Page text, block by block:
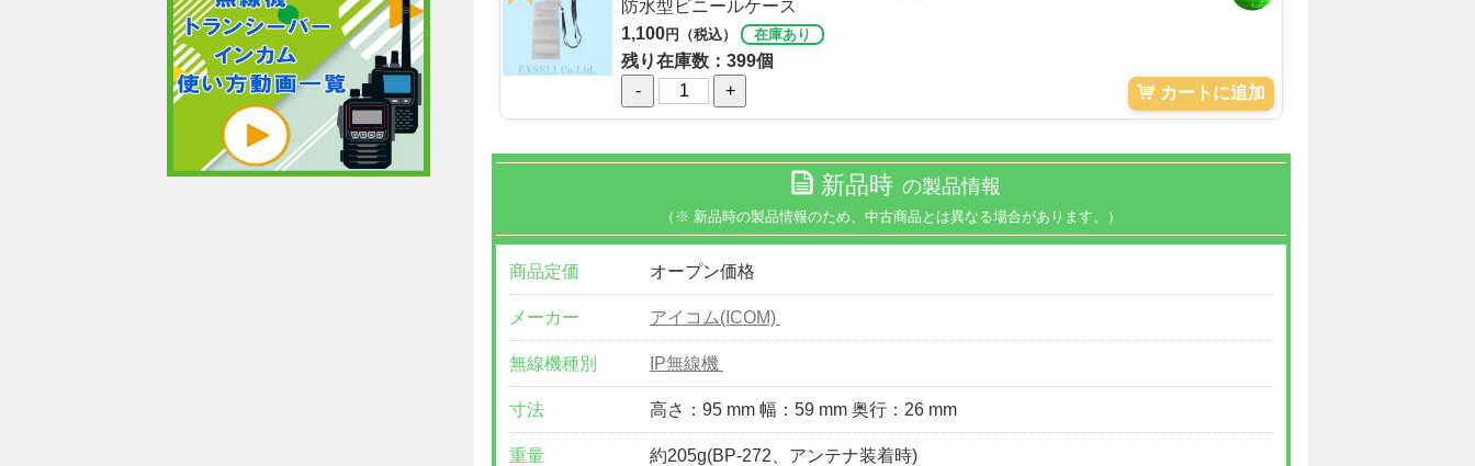
防水型ビニールケース
1,100円（税込） 在庫あり
残り在庫数：399個
-
+ カートに追加
新品時 の製品情報
（※ 新品時の製品情報のため、中古商品とは異なる場合があります。）
商品定価 オープン価格
メーカー アイコム(ICOM)
無線機種別 IP無線機
寸法 高さ：95 mm 幅：59 mm 奥行：26 mm
重量 約205g(BP-272、アンテナ装着時)